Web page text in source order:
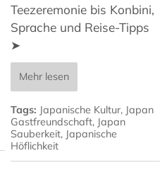
Teezeremonie bis Konbini,
Sprache und Reise-Tipps
➤
Mehr lesen
Tags: Japanische Kultur, Japan
Gastfreundschaft, Japan
Sauberkeit, Japanische
Höflichkeit